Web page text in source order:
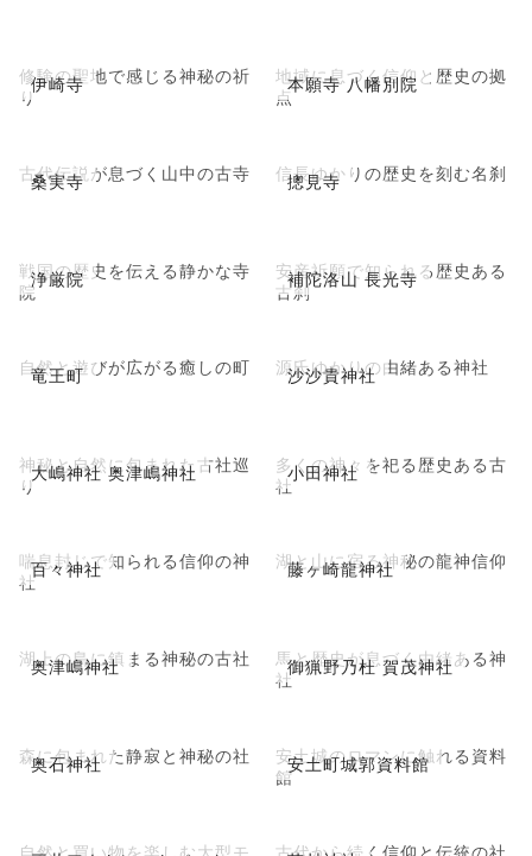
伊崎寺
修験の聖地で感じる神秘の祈
り
本願寺 八幡別院
地域に息づく信仰と歴史の拠
点
桑実寺
古代伝説が息づく山中の古寺 摠見寺
信長ゆかりの歴史を刻む名刹
浄厳院
戦国の歴史を伝える静かな寺
院
補陀洛山 長光寺
安産祈願で知られる歴史ある
古刹
竜王町
自然と遊びが広がる癒しの町 沙沙貴神社
源氏ゆかりの由緒ある神社
大嶋神社 奥津嶋神社
神秘と自然に包まれた古社巡
り
小田神社
多くの神々を祀る歴史ある古
社
百々神社
喘息封じで知られる信仰の神
社
藤ヶ崎龍神社
湖と山に宿る神秘の龍神信仰
奥津嶋神社
湖上の島に鎮まる神秘の古社 御猟野乃杜 賀茂神社
馬と歴史が息づく由緒ある神
社
奥石神社
森に包まれた静寂と神秘の社 安土町城郭資料館
安土城のロマンに触れる資料
館